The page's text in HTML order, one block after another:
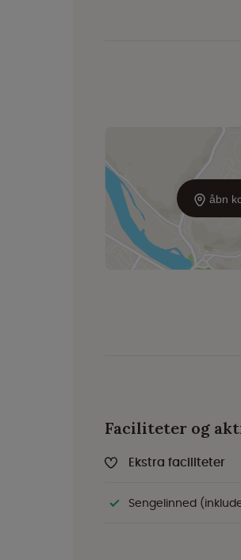
åbn
Faciliteter og
Ekstra faciliteter
Sengelinned